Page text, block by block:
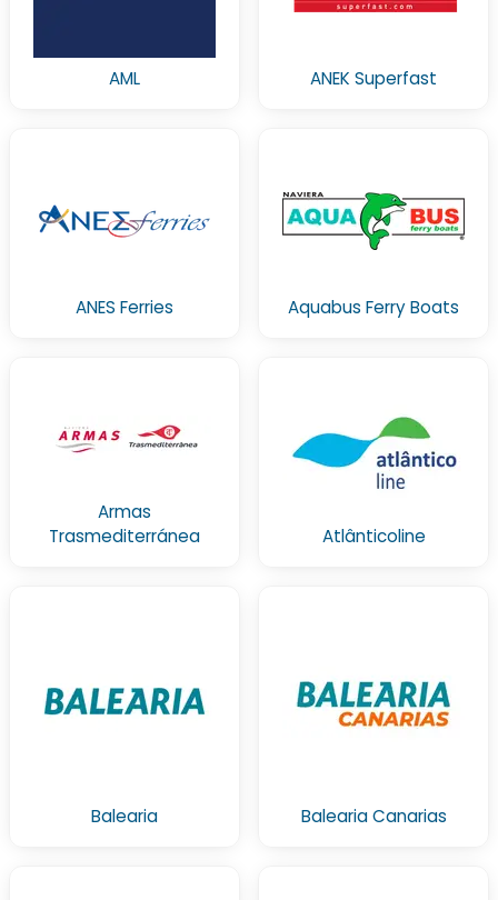
AML ANEK Superfast
ANES Ferries Aquabus Ferry Boats
Armas
Trasmediterránea
Atlânticoline
Balearia Balearia Canarias